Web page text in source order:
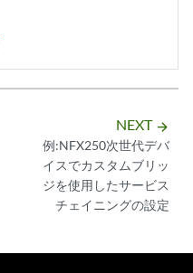
NEXT arrow_forward
例:NFX250次世代デバ
イスでカスタムブリッ
ジを使用したサービス
チェイニングの設定